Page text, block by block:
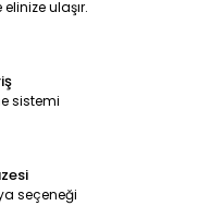
ulaşır.
sistemi
seçeneği